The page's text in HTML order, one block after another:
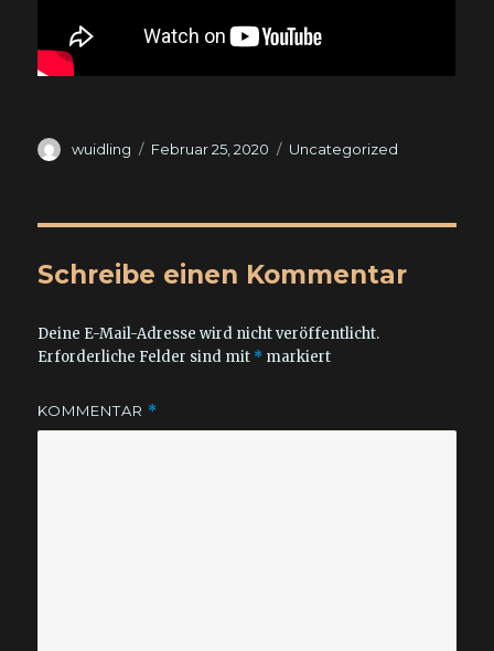
Autor
wuidling
Veröffentlicht
Februar 25, 2020 Kategorien
Uncategorized
Schreibe einen Kommentar
Deine E-Mail-Adresse wird nicht veröffentlicht.
Erforderliche Felder sind mit * markiert
KOMMENTAR *